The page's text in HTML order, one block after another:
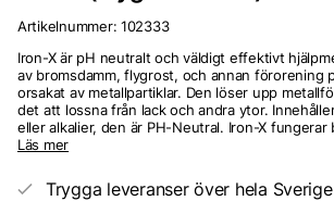
Artikelnummer: 102333
Iron-X är pH neutralt och väldigt effektivt
av bromsdamm, flygrost, och annan förorening
orsakat av metallpartiklar. Den löser upp
det att lossna från lack och andra ytor.
eller alkalier, den är PH-Neutral. Iron-X fungerar
Läs mer
Trygga leveranser över hela Sverige